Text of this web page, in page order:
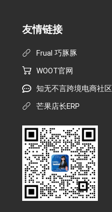
友情链接
Frual 巧豚豚
WOOT官网
知无不言跨境电商社区
芒果店长ERP